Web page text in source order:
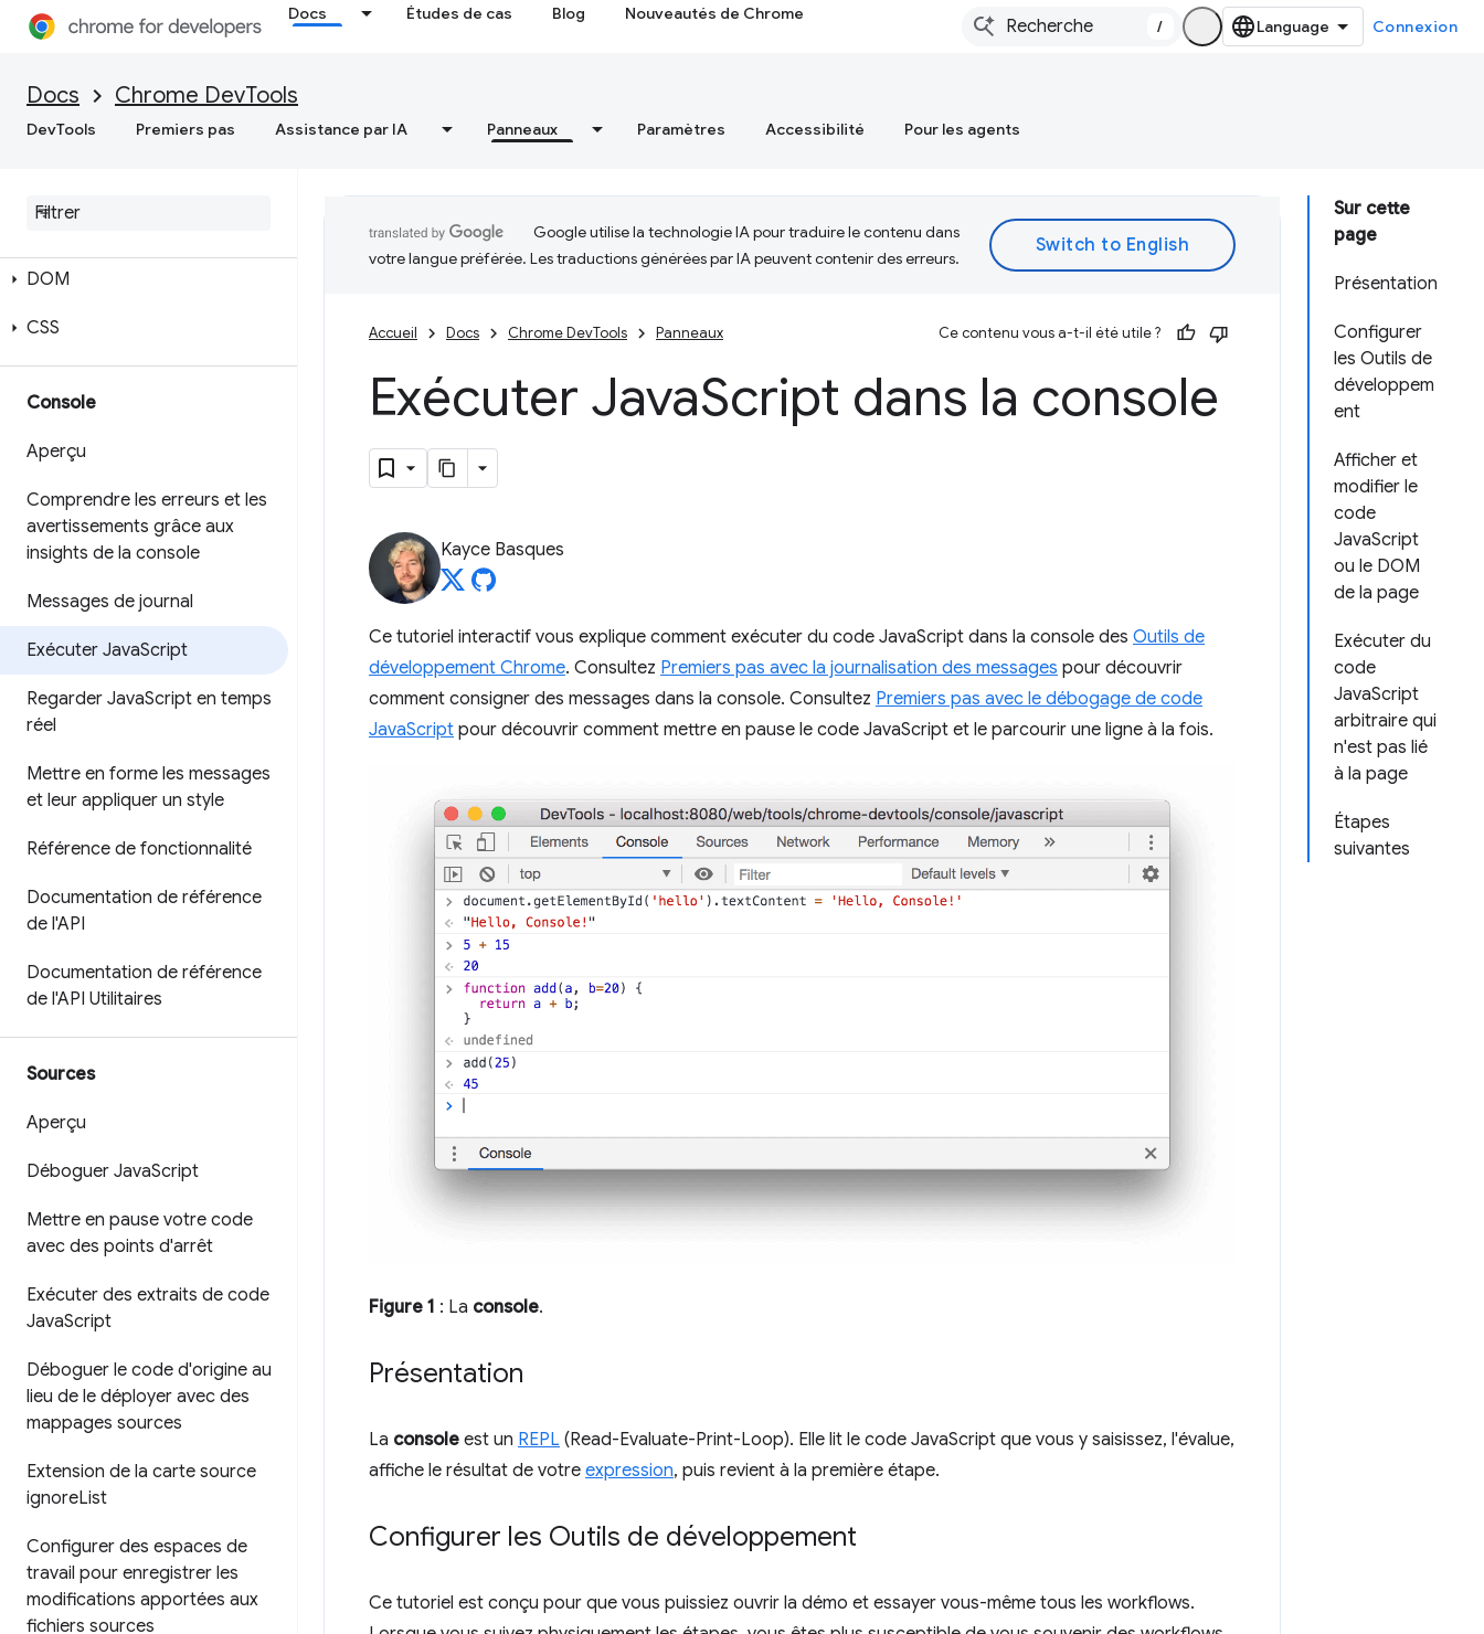
Docs Études de cas Blog Nouveautés de Chrome
/ Connexion
Docs Chrome DevTools
DevTools Premiers pas Assistance par IA Panneaux Paramètres Accessibilité Pour les agents
DOM
CSS
Console
Aperçu
Comprendre les erreurs et les
avertissements grâce aux
insights de la console
Messages de journal
Exécuter JavaScript
Regarder JavaScript en temps
réel
Mettre en forme les messages
et leur appliquer un style
Référence de fonctionnalité
Documentation de référence
de l'API
Documentation de référence
de l'API Utilitaires
Sources
Aperçu
Déboguer JavaScript
Mettre en pause votre code
avec des points d'arrêt
Exécuter des extraits de code
JavaScript
Déboguer le code d'origine au
lieu de le déployer avec des
mappages sources
Extension de la carte source
ignoreList
Configurer des espaces de
travail pour enregistrer les
modifications apportées aux
fichiers sources
Sur cette
page
Présentation
Configurer
les Outils de
développem
ent
Afficher et
modifier le
code
JavaScript
ou le DOM
de la page
Exécuter du
code
JavaScript
arbitraire qui
n'est pas lié
à la page
Étapes
suivantes
Google utilise la technologie IA pour traduire le contenu dans
votre langue préférée. Les traductions générées par IA peuvent contenir des erreurs.
Accueil Docs Chrome DevTools Panneaux Ce contenu vous a-t-il été utile ?
Exécuter JavaScript dans la console
Kayce Basques
Ce tutoriel interactif vous explique comment exécuter du code JavaScript dans la console des Outils de
développement Chrome. Consultez Premiers pas avec la journalisation des messages pour découvrir
comment consigner des messages dans la console. Consultez Premiers pas avec le débogage de code
JavaScript pour découvrir comment mettre en pause le code JavaScript et le parcourir une ligne à la fois.
Figure 1 : La console.
Présentation
La console est un REPL (Read-Evaluate-Print-Loop). Elle lit le code JavaScript que vous y saisissez, l'évalue,
affiche le résultat de votre expression, puis revient à la première étape.
Configurer les Outils de développement
Ce tutoriel est conçu pour que vous puissiez ouvrir la démo et essayer vous-même tous les workflows.